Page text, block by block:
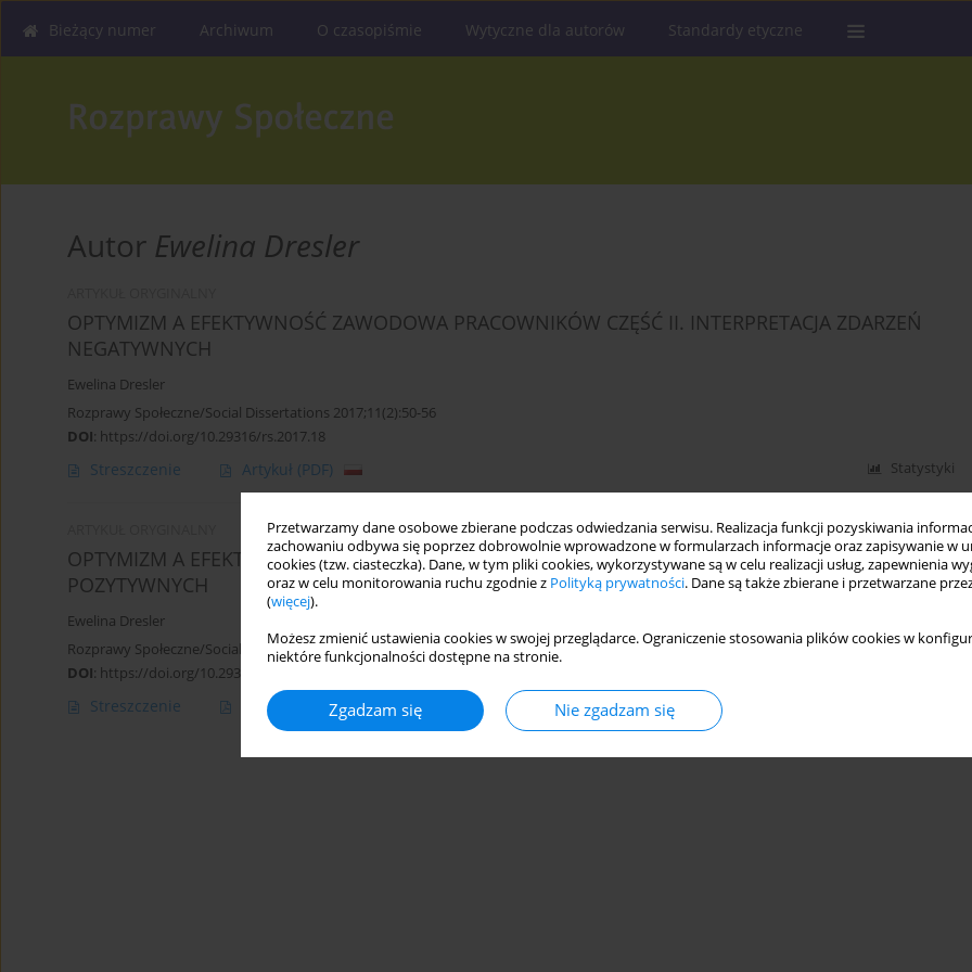
Przetwarzamy dane osobowe zbierane podczas odwiedzania serwisu. Realizacja funkcji pozyskiwania
zachowaniu odbywa się poprzez dobrowolnie wprowadzone w formularzach informacje oraz zapisywanie w
cookies (tzw. ciasteczka). Dane, w tym pliki cookies, wykorzystywane są w celu realizacji usług, zapewnienia
oraz w celu monitorowania ruchu zgodnie z Polityką prywatności. Dane są także zbierane i przetwarzane
(więcej).
Możesz zmienić ustawienia cookies w swojej przeglądarce. Ograniczenie stosowania plików cookies w
niektóre funkcjonalności dostępne na stronie.
Zgadzam się Nie zgadzam się
Bieżący numer Archiwum O czasopiśmie Wytyczne dla autorów Standardy etyczne
Autor Ewelina Dresler
OPTYMIZM A EFEKTYWNOŚĆ ZAWODOWA PRACOWNIKÓW CZĘŚĆ II. INTERPRETACJA ZDARZEŃ
NEGATYWNYCH
Ewelina Dresler
Rozprawy Społeczne/Social Dissertations 2017;11(2):50-56
DOI: https://doi.org/10.29316/rs.2017.18
Streszczenie Artykuł (PDF) Statystyki
OPTYMIZM A EFEKTYWNOŚĆ ZAWODOWA PRACOWNIKÓW CZĘŚĆ I. INTERPRETACJA ZDARZEŃ
POZYTYWNYCH
Ewelina Dresler
Rozprawy Społeczne/Social Dissertations 2017;11(1):79-86
DOI: https://doi.org/10.29316/rs.2017.9
Streszczenie Artykuł (PDF)